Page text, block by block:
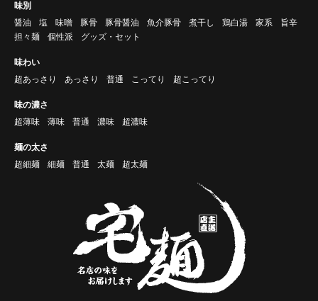
味別
醤油
塩 味噌 豚骨 豚骨醤油 魚介豚骨 煮干し 鶏白湯 家系
旨辛
担々麺
個性派 グッズ・セット
味わい
超あっさり
あっさり 普通 こってり 超こってり
味の濃さ
超薄味
薄味 普通 濃味 超濃味
麺の太さ
超細麺
細麺 普通 太麺 超太麺